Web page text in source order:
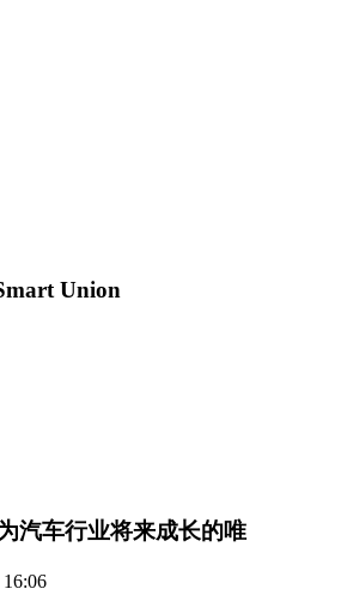
Union
汽车行业将来成长的唯